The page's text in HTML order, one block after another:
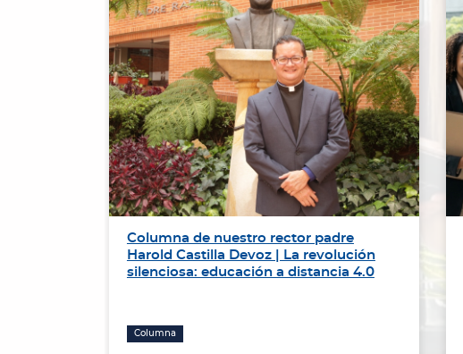
Columna de nuestro rector padre
Harold Castilla Devoz | La revolución
silenciosa: educación a distancia 4.0
Columna